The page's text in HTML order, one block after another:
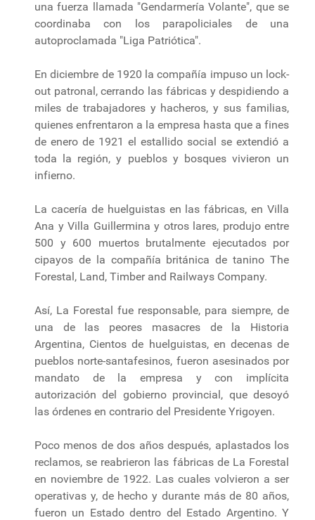
una fuerza llamada "Gendarmería Volante", que se
coordinaba con los parapoliciales de una
autoproclamada "Liga Patriótica".
En diciembre de 1920 la compañía impuso un lock-
out patronal, cerrando las fábricas y despidiendo a
miles de trabajadores y hacheros, y sus familias,
quienes enfrentaron a la empresa hasta que a fines
de enero de 1921 el estallido social se extendió a
toda la región, y pueblos y bosques vivieron un
infierno.
La cacería de huelguistas en las fábricas, en Villa
Ana y Villa Guillermina y otros lares, produjo entre
500 y 600 muertos brutalmente ejecutados por
cipayos de la compañía británica de tanino The
Forestal, Land, Timber and Railways Company.
Así, La Forestal fue responsable, para siempre, de
una de las peores masacres de la Historia
Argentina, Cientos de huelguistas, en decenas de
pueblos norte-santafesinos, fueron asesinados por
mandato de la empresa y con implícita
autorización del gobierno provincial, que desoyó
las órdenes en contrario del Presidente Yrigoyen.
Poco menos de dos años después, aplastados los
reclamos, se reabrieron las fábricas de La Forestal
en noviembre de 1922. Las cuales volvieron a ser
operativas y, de hecho y durante más de 80 años,
fueron un Estado dentro del Estado Argentino. Y